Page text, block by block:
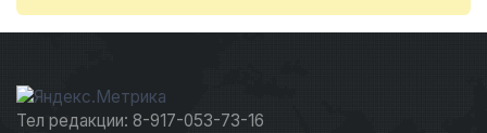
Тел редакции: 8-917-053-73-16